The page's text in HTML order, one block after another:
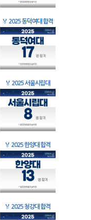
🏅 2025 동덕여대 합격
🏅 2025 서울시립대
🏅 2025 한양대 합격
🏅 2025 청강대 합격